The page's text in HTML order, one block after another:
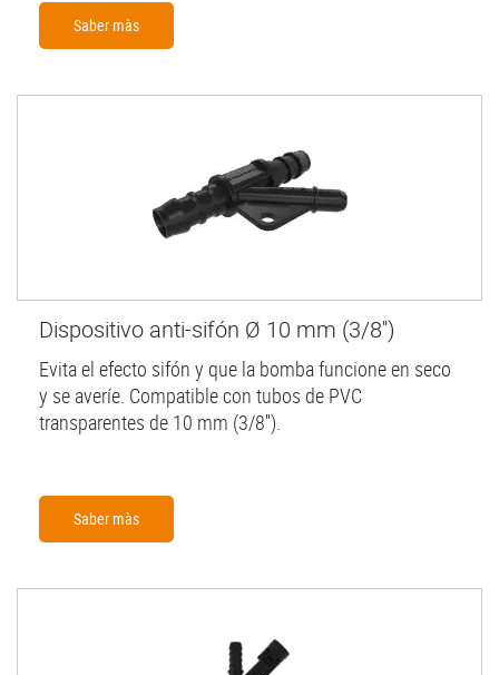
Saber màs
Dispositivo anti-sifón Ø 10 mm (3/8'')
Evita el efecto sifón y que la bomba funcione en seco
y se averíe. Compatible con tubos de PVC
transparentes de 10 mm (3/8'').
Saber màs